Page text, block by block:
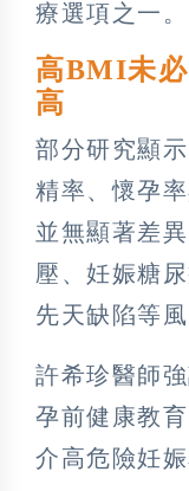
療選項之一。
高BMI未
高
部分研究顯
精率、懷孕
並無顯著差
壓、妊娠糖
先天缺陷等
許希珍醫師
孕前健康教
介高危險妊娠